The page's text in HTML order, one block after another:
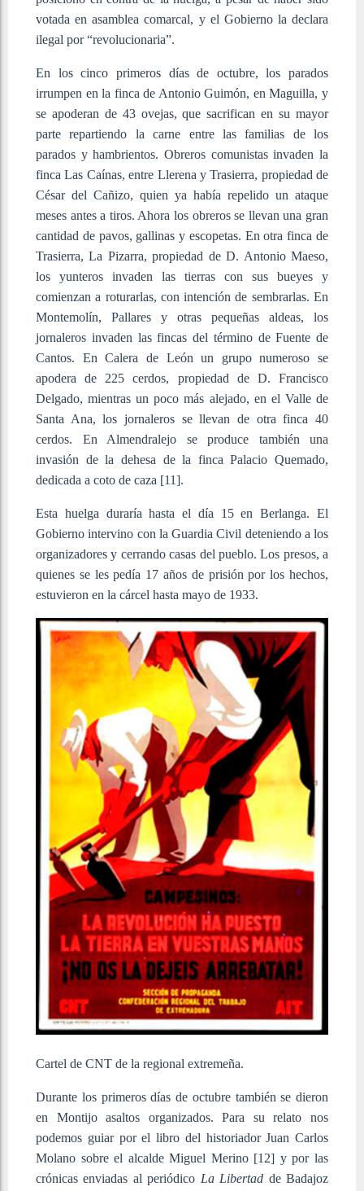
votada en asamblea comarcal, y el Gobierno la declara
ilegal por “revolucionaria”.
En los cinco primeros días de octubre, los parados
irrumpen en la finca de Antonio Guimón, en Maguilla, y
se apoderan de 43 ovejas, que sacrifican en su mayor
parte repartiendo la carne entre las familias de los
parados y hambrientos. Obreros comunistas invaden la
finca Las Caínas, entre Llerena y Trasierra, propiedad de
César del Cañizo, quien ya había repelido un ataque
meses antes a tiros. Ahora los obreros se llevan una gran
cantidad de pavos, gallinas y escopetas. En otra finca de
Trasierra, La Pizarra, propiedad de D. Antonio Maeso,
los yunteros invaden las tierras con sus bueyes y
comienzan a roturarlas, con intención de sembrarlas. En
Montemolín, Pallares y otras pequeñas aldeas, los
jornaleros invaden las fincas del término de Fuente de
Cantos. En Calera de León un grupo numeroso se
apodera de 225 cerdos, propiedad de D. Francisco
Delgado, mientras un poco más alejado, en el Valle de
Santa Ana, los jornaleros se llevan de otra finca 40
cerdos. En Almendralejo se produce también una
invasión de la dehesa de la finca Palacio Quemado,
dedicada a coto de caza [11].
Esta huelga duraría hasta el día 15 en Berlanga. El
Gobierno intervino con la Guardia Civil deteniendo a los
organizadores y cerrando casas del pueblo. Los presos, a
quienes se les pedía 17 años de prisión por los hechos,
estuvieron en la cárcel hasta mayo de 1933.
Cartel de CNT de la regional extremeña.
Durante los primeros días de octubre también se dieron
en Montijo asaltos organizados. Para su relato nos
podemos guiar por el libro del historiador Juan Carlos
Molano sobre el alcalde Miguel Merino [12] y por las
crónicas enviadas al periódico La Libertad de Badajoz